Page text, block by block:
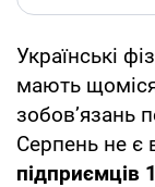
Українські
мають
зобов’язань
Серпень не є
підприємців